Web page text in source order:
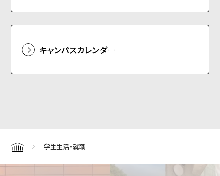
キャンパスカレンダー
Home 学生生活・就職